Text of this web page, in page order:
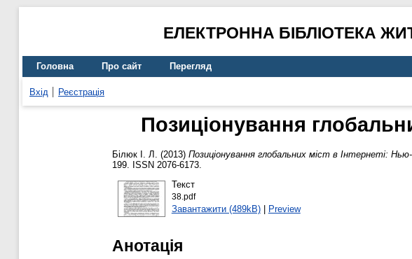
ЕЛЕКТРОННА БІБЛІОТЕКА
Головна Про сайт Перегляд
Вхід Реєстрація
Позиціонування
Білюк І. Л. (2013) Позиціонування глобальних міст в Інтернеті:
199. ISSN 2076-6173.
Текст
38.pdf
Завантажити (489kB)| Preview
Анотація